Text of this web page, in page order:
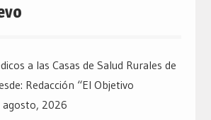
a las Casas de Salud Rurales de
Redacción “El Objetivo
agosto, 2026